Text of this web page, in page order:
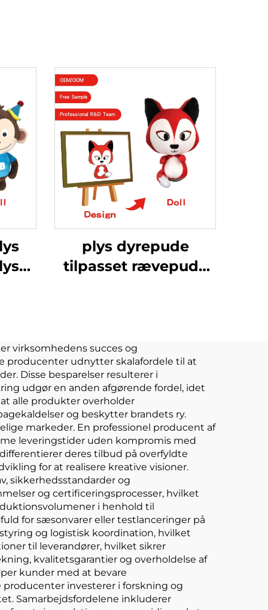
plys dyrepude
tilpasset rævepude
virksomhedens succes og
producenter udnytter skalafordele til at
Disse besparelser resulterer i
udgør en anden afgørende fordel, idet
alle produkter overholder
og beskytter brandets ry.
markeder. En professionel producent af
leveringstider uden kompromis med
deres tilbud på overfyldte
for at realisere kreative visioner.
sikkerhedsstandarder og
og certificeringsprocesser, hvilket
i henhold til
for sæsonvarer eller testlanceringer på
og logistisk koordination, hvilket
til leverandører, hvilket sikrer
kvalitetsgarantier og overholdelse af
kunder med at bevare
investerer i forskning og
Samarbejdsfordelene inkluderer